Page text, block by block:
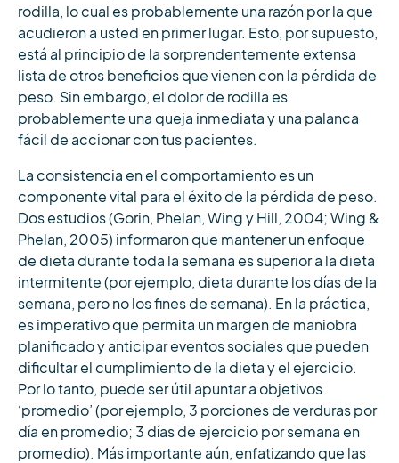
rodilla, lo cual es probablemente una razón por la que
acudieron a usted en primer lugar. Esto, por supuesto,
está al principio de la sorprendentemente extensa
lista de otros beneficios que vienen con la pérdida de
peso. Sin embargo, el dolor de rodilla es
probablemente una queja inmediata y una palanca
fácil de accionar con tus pacientes.
La consistencia en el comportamiento es un
componente vital para el éxito de la pérdida de peso.
Dos estudios (Gorin, Phelan, Wing y Hill, 2004; Wing &
Phelan, 2005) informaron que mantener un enfoque
de dieta durante toda la semana es superior a la dieta
intermitente (por ejemplo, dieta durante los días de la
semana, pero no los fines de semana). En la práctica,
es imperativo que permita un margen de maniobra
planificado y anticipar eventos sociales que pueden
dificultar el cumplimiento de la dieta y el ejercicio.
Por lo tanto, puede ser útil apuntar a objetivos
‘promedio’ (por ejemplo, 3 porciones de verduras por
día en promedio; 3 días de ejercicio por semana en
promedio). Más importante aún, enfatizando que las